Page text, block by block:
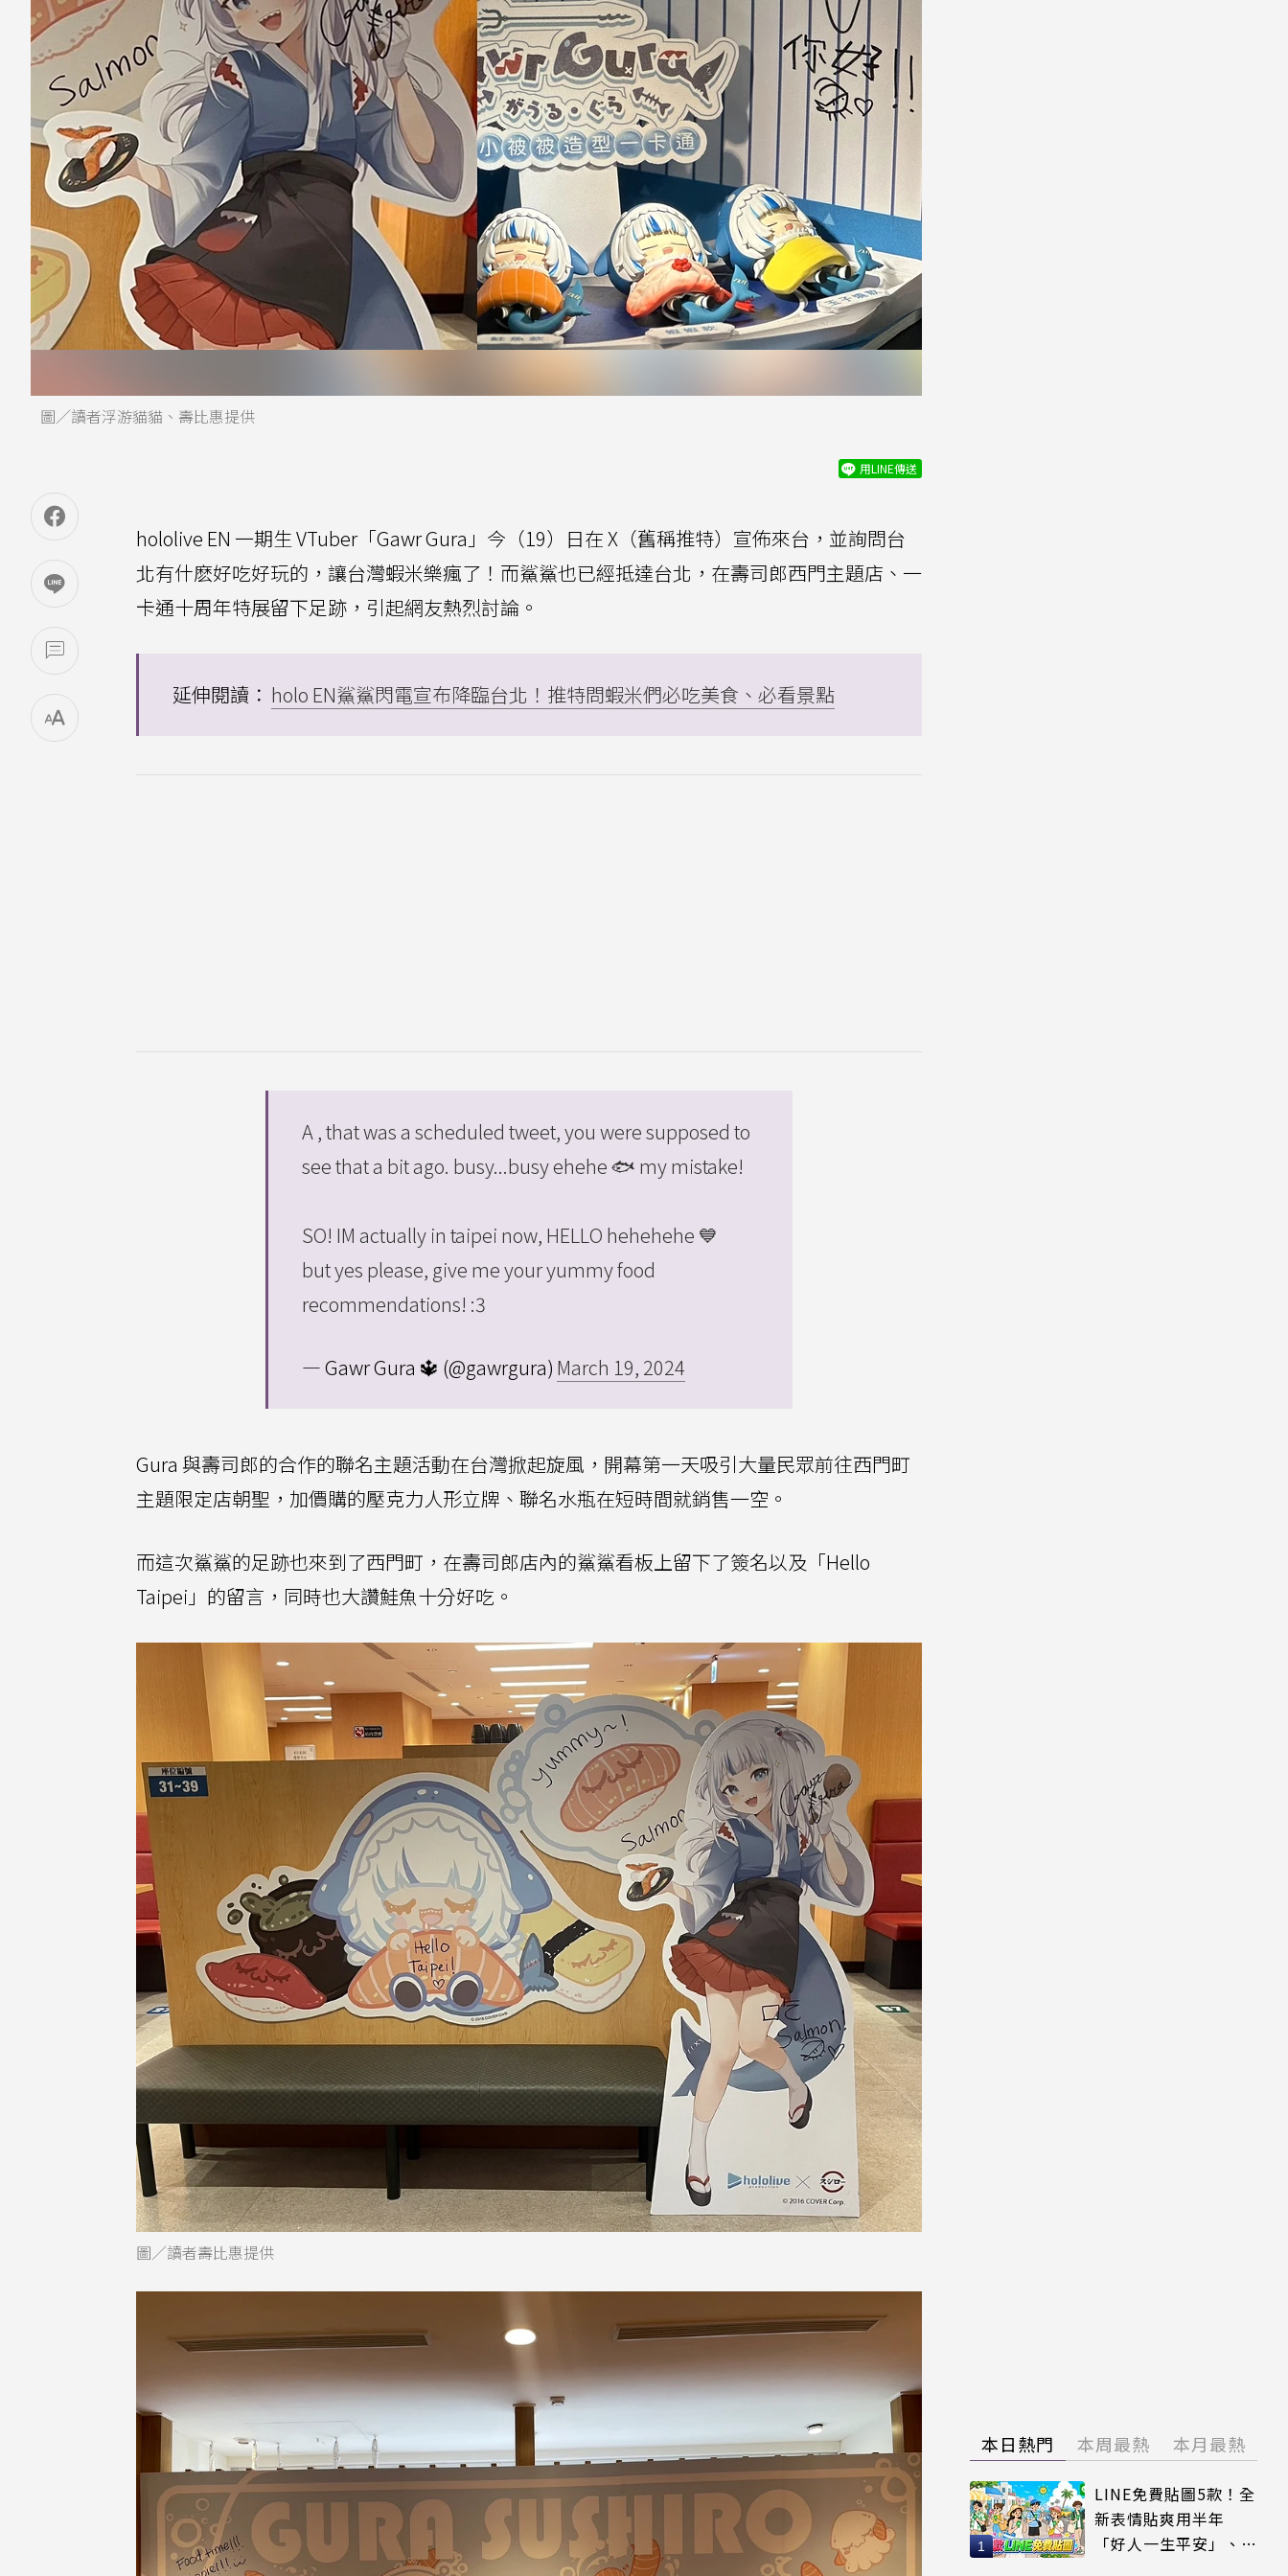
圖／讀者浮游貓貓、壽比惠提供
用LINE傳送
hololive EN 一期生 VTuber「Gawr Gura」今（19）日在 X（舊稱推特）宣佈來台，並詢問台
北有什麽好吃好玩的，讓台灣蝦米樂瘋了！而鯊鯊也已經抵達台北，在壽司郎西門主題店、一
卡通十周年特展留下足跡，引起網友熱烈討論。
延伸閱讀： holo EN鯊鯊閃電宣布降臨台北！推特問蝦米們必吃美食、必看景點
A , that was a scheduled tweet, you were supposed to
see that a bit ago. busy...busy ehehe 🐟 my mistake!
SO! IM actually in taipei now, HELLO hehehehe 💙
but yes please, give me your yummy food
recommendations! :3
— Gawr Gura 🔱 (@gawrgura) March 19, 2024
Gura 與壽司郎的合作的聯名主題活動在台灣掀起旋風，開幕第一天吸引大量民眾前往西門町
主題限定店朝聖，加價購的壓克力人形立牌、聯名水瓶在短時間就銷售一空。
而這次鯊鯊的足跡也來到了西門町，在壽司郎店內的鯊鯊看板上留下了簽名以及「Hello
Taipei」的留言，同時也大讚鮭魚十分好吃。
圖／讀者壽比惠提供
本日熱門 本周最熱 本月最熱
LINE免費貼圖5款！全
新表情貼爽用半年
「好人一生平安」、